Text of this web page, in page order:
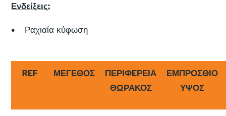
Ενδείξεις:
• Ραχιαία κύφωση
REF ΜΕΓΕΘΟΣ
ΠΕΡΙΦEΡΕΙΑ
ΘΩΡΑΚΟΣ
ΕΜΠΡΟΣΘΙΟ
ΥΨΟΣ